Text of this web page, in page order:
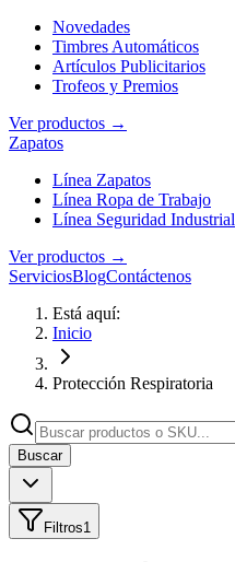
Novedades
Timbres Automáticos
Artículos Publicitarios
Trofeos y Premios
Ver productos →
Zapatos
Línea Zapatos
Línea Ropa de Trabajo
Línea Seguridad Industrial
Ver productos →
ServiciosBlogContáctenos
Está aquí:
Inicio
Protección Respiratoria
Buscar
Filtros1